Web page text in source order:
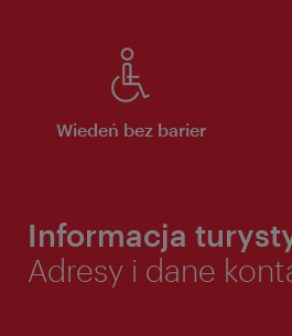
Wiedeń bez barier
Informacja
Adresy i dane